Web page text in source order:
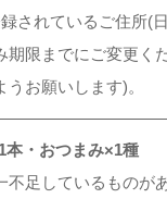
れているご住所(
限までにご変更く
お願いします)。
本・おつまみ×1種
足しているものが